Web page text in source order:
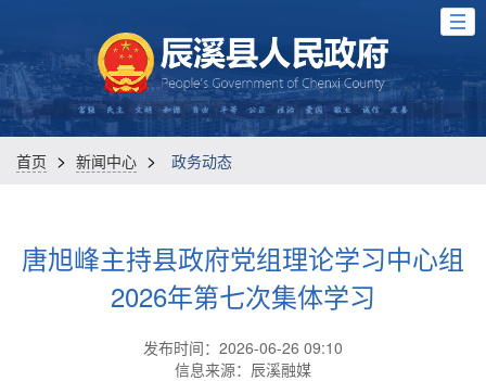
首页 > 新闻中心 > 政务动态
唐旭峰主持县政府党组理论学习中心组
2026年第七次集体学习
发布时间：2026-06-26 09:10
信息来源：辰溪融媒